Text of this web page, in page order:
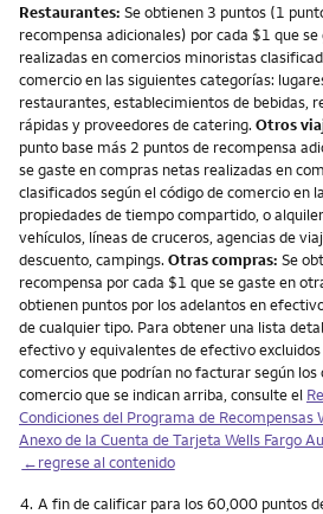
Restaurantes: Se obtienen 3 puntos (1
recompensa adicionales) por cada $1 que
realizadas en comercios minoristas
comercio en las siguientes categorías:
restaurantes, establecimientos de bebidas,
rápidas y proveedores de catering. Otros
punto base más 2 puntos de recompensa
se gaste en compras netas realizadas en
clasificados según el código de comercio en
propiedades de tiempo compartido, o
vehículos, líneas de cruceros, agencias de
descuento, campings. Otras compras: Se
recompensa por cada $1 que se gaste en
obtienen puntos por los adelantos en
de cualquier tipo. Para obtener una lista
efectivo y equivalentes de efectivo
comercios que podrían no facturar según los
comercio que se indican arriba, consulte el
Condiciones del Programa de Recompensas
Anexo de la Cuenta de Tarjeta Wells Fargo
←regrese al contenido
Nota
4. A fin de calificar para los 60,000 puntos